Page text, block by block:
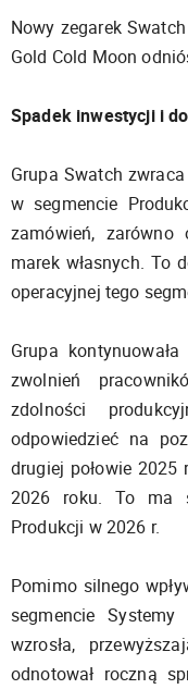
Nowy zegarek
Gold Cold Moon
Spadek inwestycji i
Grupa Swatch
w segmencie
zamówień,
marek własnych. To
operacyjnej tego
Grupa
zwolnień
zdolności
odpowiedzieć na
drugiej połowie
2026 roku. To ma
Produkcji w 2026 r.
Pomimo silnego
segmencie
wzrosła,
odnotował roczną